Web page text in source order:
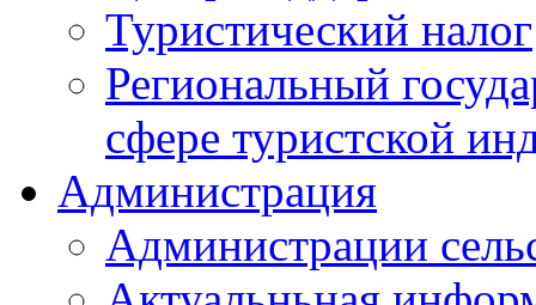
Туристический налог
Региональный
сфере туристской
Администрация
Администрации